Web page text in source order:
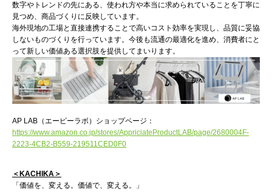
数字やトレンドの先にある、使われ方や本当に求められていることを丁寧に
見つめ、商品づくりに反映しています。
海外現地の工場と直接連携することで高いコスト効率を実現し、品質に妥協
しないものづくりを行っています。今後も流通の最適化を進め、消費者にと
って新しい価値ある選択肢を提供してまいります。
AP LAB（エーピーラボ）ショップページ：
https://www.amazon.co.jp/stores/AppriciateProductLAB/page/2680004F-
2223-4CB2-B559-219511CED0F0
＜KACHIKA＞
「価値を、変える。価値で、変える。」